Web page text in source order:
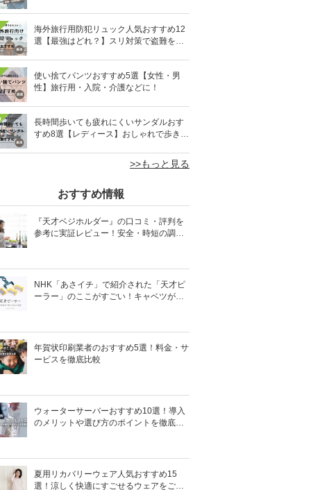
海外旅行用防犯リュック人気おすすめ12
選【最強はどれ？】スリ対策で盗難を防
使い捨てパンツおすすめ5選【女性・男
性】旅行用・入院・介護などに！
長時間歩いても疲れにくいサンダルおす
すめ8選【レディース】おしゃれで歩きや
>>もっと見る
おすすめ情報
『天才ベジホルダー』の口コミ・評判を
参考に実証レビュー！安全・時短の調理
NHK「あさイチ」で紹介された「天才ピ
ーラー」のここがすごい！キャベツがほ
年賀状印刷業者のおすすめ5選！料金・サ
ービスを徹底比較
ウォーターサーバーおすすめ10選！導入
のメリットや選び方のポイントを徹底解
夏用リカバリーウェア人気おすすめ15
選！涼しく快適にすごせるウェアをご紹